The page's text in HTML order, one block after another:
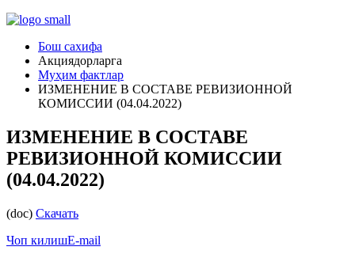
Бош сахифа
Акциядорларга
Муҳим фактлар
ИЗМЕНЕНИЕ В СОСТАВЕ РЕВИЗИОННОЙ
КОМИССИИ (04.04.2022)
ИЗМЕНЕНИЕ В СОСТАВЕ
РЕВИЗИОННОЙ КОМИССИИ
(04.04.2022)
(doc) Скачать
Чоп килишE-mail